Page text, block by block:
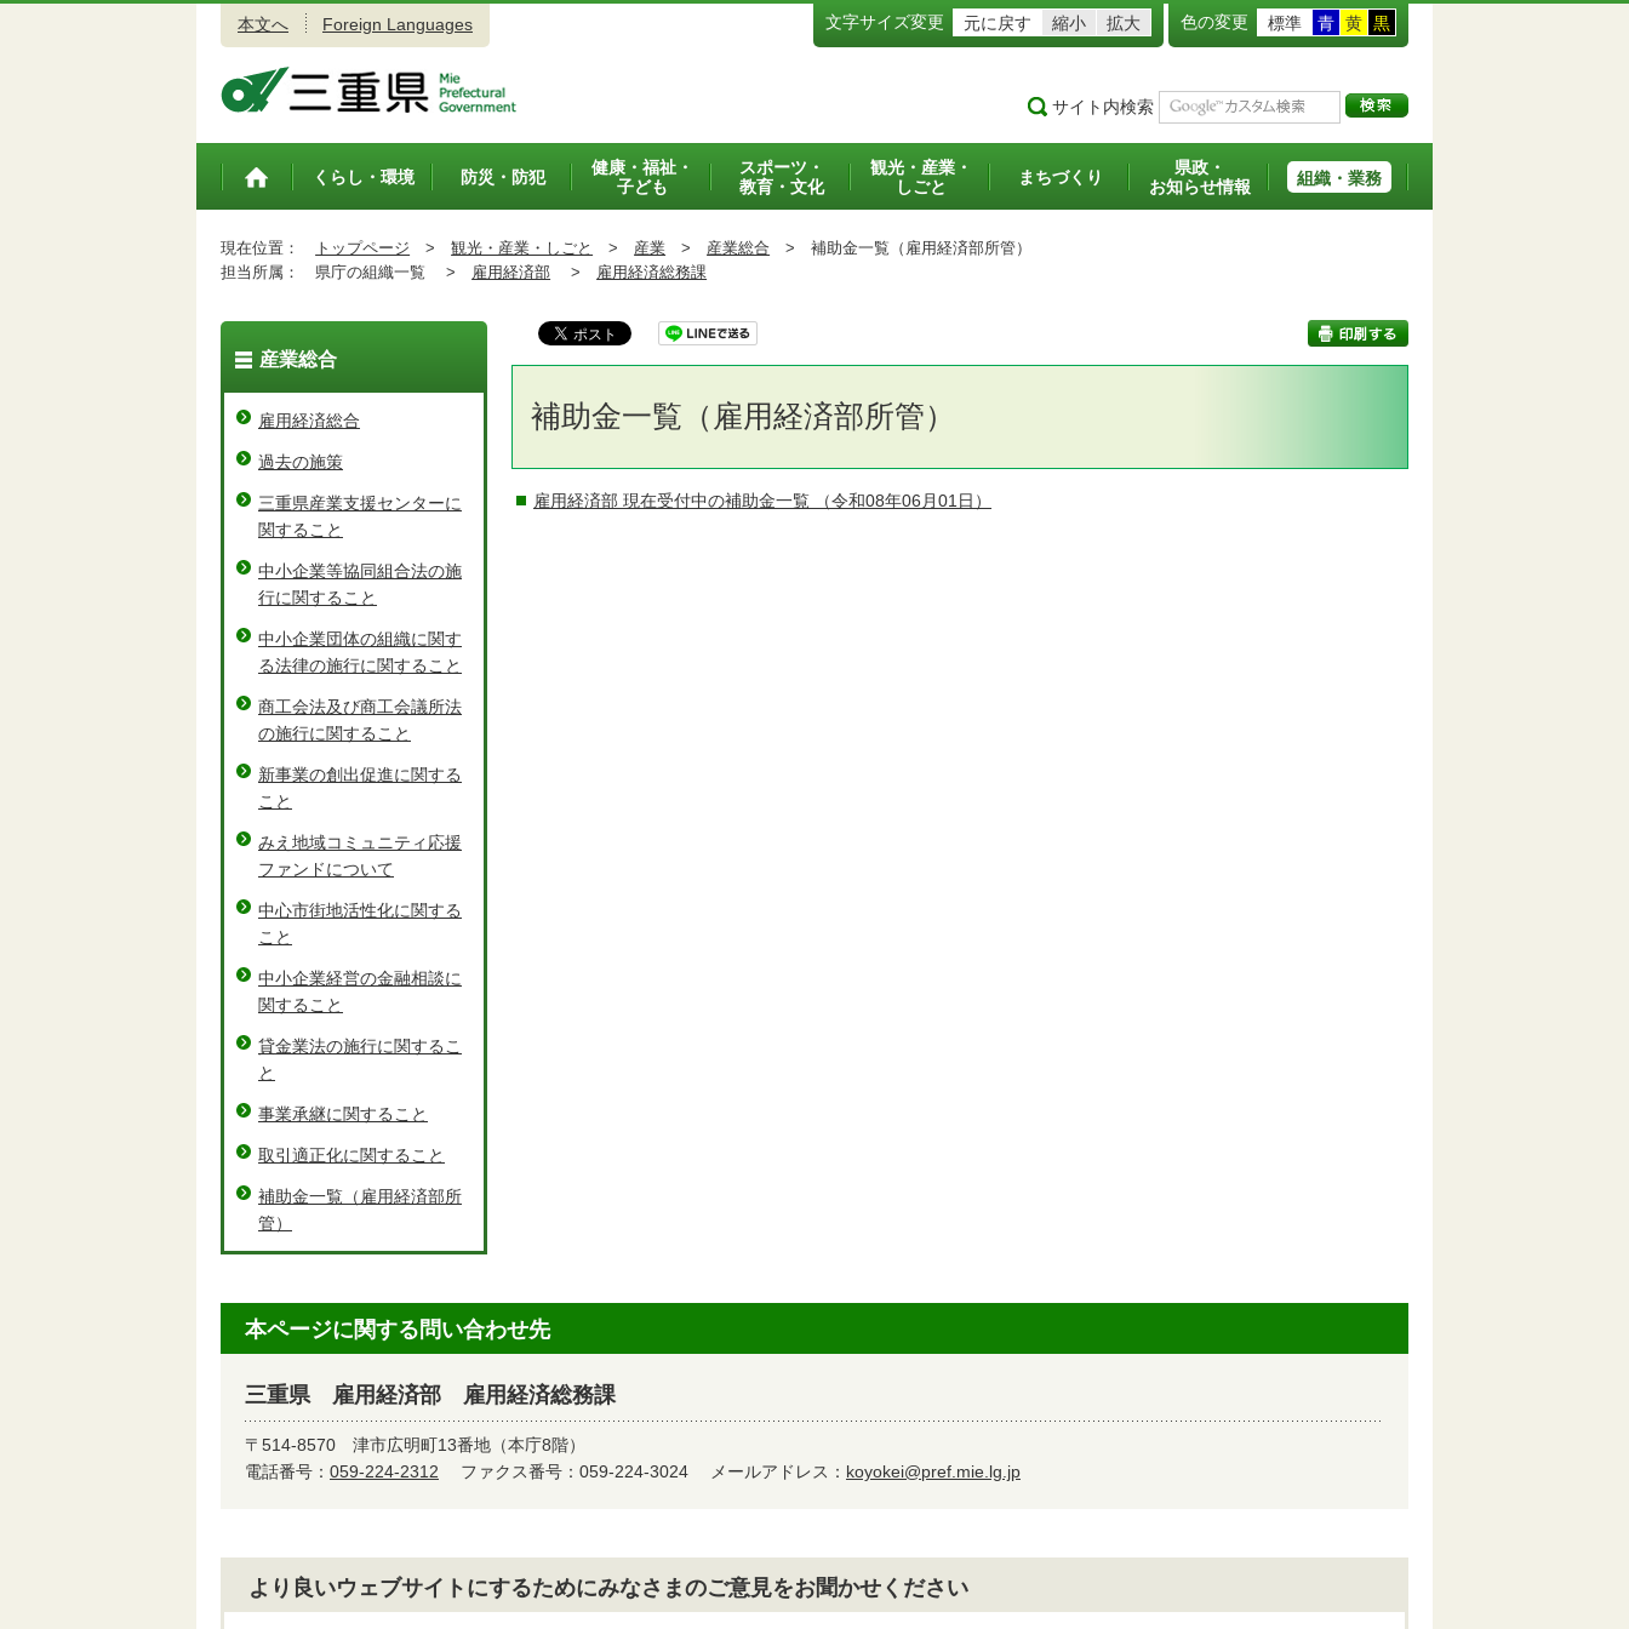
本文へ Foreign Languages 文字サイズ変更 元に戻す 縮小 拡大 色の変更 標準 青 黄 黒
サイト内検索
トップペ
くらし・環境 防災・防犯
健康・福祉・
子ども
スポーツ・
教育・文化
観光・産業・
しごと
まちづくり
県政・
お知らせ情報
組織・業務
現在位置： トップページ > 観光・産業・しごと > 産業 > 産業総合 > 補助金一覧（雇用経済部所管）
担当所属：
県庁の組織一覧 > 雇用経済部 > 雇用経済総務課
補助金一覧（雇用経済部所管）
雇用経済部 現在受付中の補助金一覧 （令和08年06月01日）
産業総合
雇用経済総合
過去の施策
三重県産業支援センターに
関すること
中小企業等協同組合法の施
行に関すること
中小企業団体の組織に関す
る法律の施行に関すること
商工会法及び商工会議所法
の施行に関すること
新事業の創出促進に関する
こと
みえ地域コミュニティ応援
ファンドについて
中心市街地活性化に関する
こと
中小企業経営の金融相談に
関すること
貸金業法の施行に関するこ
と
事業承継に関すること
取引適正化に関すること
補助金一覧（雇用経済部所
管）
本ページに関する問い合わせ先
三重県 雇用経済部 雇用経済総務課
〒514-8570 津市広明町13番地（本庁8階）
電話番号： 059-224-2312 ファクス番号：059-224-3024 メールアドレス： koyokei@pref.mie.lg.jp
より良いウェブサイトにするためにみなさまのご意見をお聞かせください